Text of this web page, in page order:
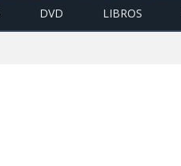
DVD LIBROS